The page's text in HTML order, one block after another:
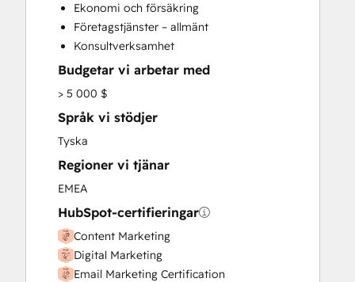
Ekonomi och försäkring
Företagstjänster – allmänt
Konsultverksamhet
Budgetar vi arbetar med
> 5 000 $
Språk vi stödjer
Tyska
Regioner vi tjänar
EMEA
HubSpot-certifieringar
Content Marketing
Digital Marketing
Email Marketing Certification